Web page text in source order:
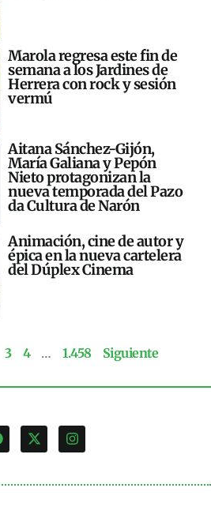
Marola regresa este fin de
semana a los Jardines de
Herrera con rock y sesión
vermú
Aitana Sánchez-Gijón,
María Galiana y Pepón
Nieto protagonizan la
nueva temporada del Pazo
da Cultura de Narón
Animación, cine de autor y
épica en la nueva cartelera
del Dúplex Cinema
3 4 … 1.458 Siguiente